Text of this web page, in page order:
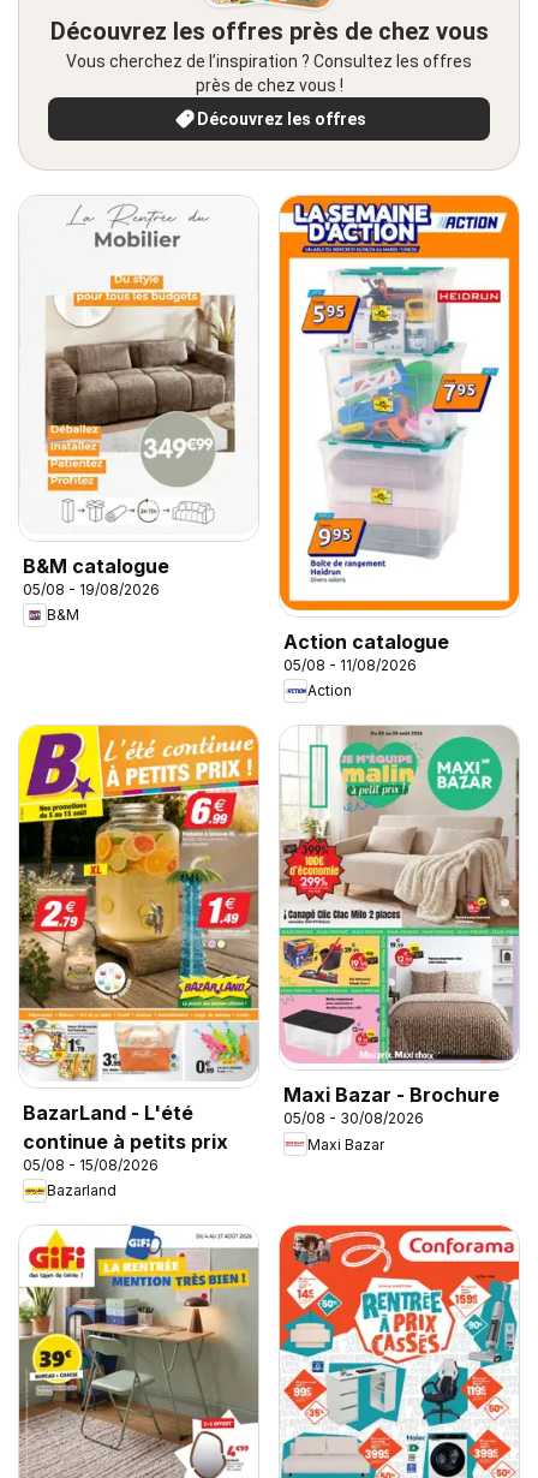
Découvrez les offres près de chez vous
Vous cherchez de l’inspiration ? Consultez les offres
près de chez vous !
Découvrez les offres
B&M catalogue
05/08 - 19/08/2026
B&M
Action catalogue
05/08 - 11/08/2026
Action
BazarLand - L'été
continue à petits prix
05/08 - 15/08/2026
Bazarland
Maxi Bazar - Brochure
05/08 - 30/08/2026
Maxi Bazar